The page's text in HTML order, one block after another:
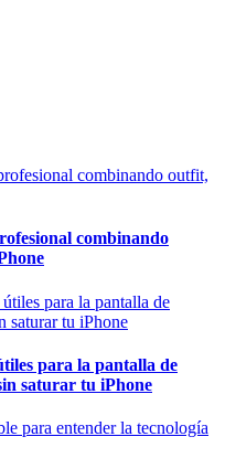
combinando
para la pantalla de
saturar tu iPhone